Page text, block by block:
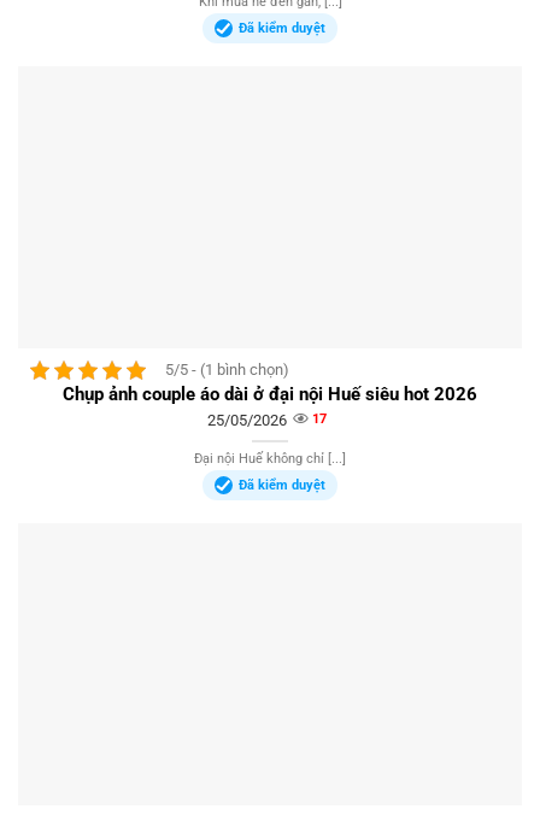
Đã kiểm duyệt
5/5 - (1 bình chọn)
Chụp ảnh couple áo dài ở đại nội Huế siêu hot 2026
25/05/2026 17
Đại nội Huế không chỉ [...]
Đã kiểm duyệt